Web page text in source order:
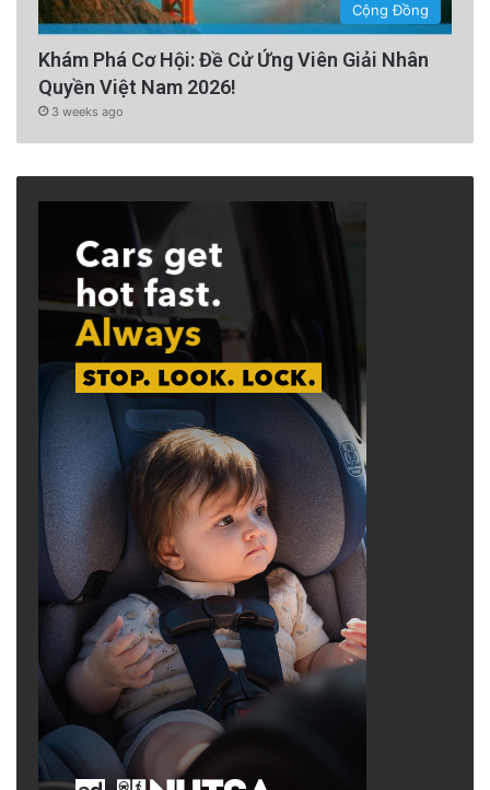
Cộng Đồng
Khám Phá Cơ Hội: Đề Cử Ứng Viên Giải Nhân
Quyền Việt Nam 2026!
3 weeks ago